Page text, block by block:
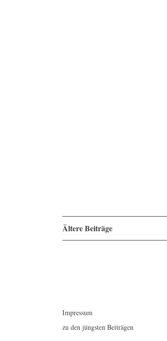
Beitragsnavigation
Ältere Beiträge
Impressum
zu den jüngsten Beiträgen